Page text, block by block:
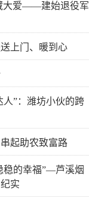
大爱——建始退役军
上门、暖到心
人”：潍坊小伙的跨
起助农致富路
稳的幸福”—芦溪烟
实